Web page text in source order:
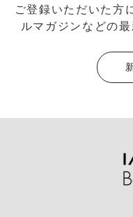
ご登録いただいた方
ルマガジンなどの